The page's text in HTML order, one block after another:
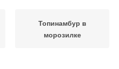
Топинамбур в
морозилке